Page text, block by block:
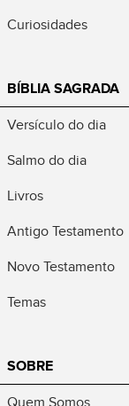
Curiosidades
BÍBLIA SAGRADA
Versículo do dia
Salmo do dia
Livros
Antigo Testamento
Novo Testamento
Temas
SOBRE